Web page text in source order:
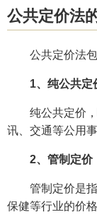
公共定价法
公共定价法包
1、纯公共定
纯公共定价，
讯、交通等公用
2、管制定价
管制定价是指
保健等行业的价格